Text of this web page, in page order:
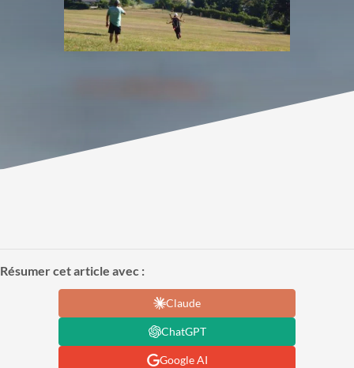
Résumer cet article avec :
Claude
ChatGPT
Google AI